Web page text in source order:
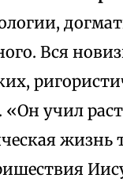
Вся
учил